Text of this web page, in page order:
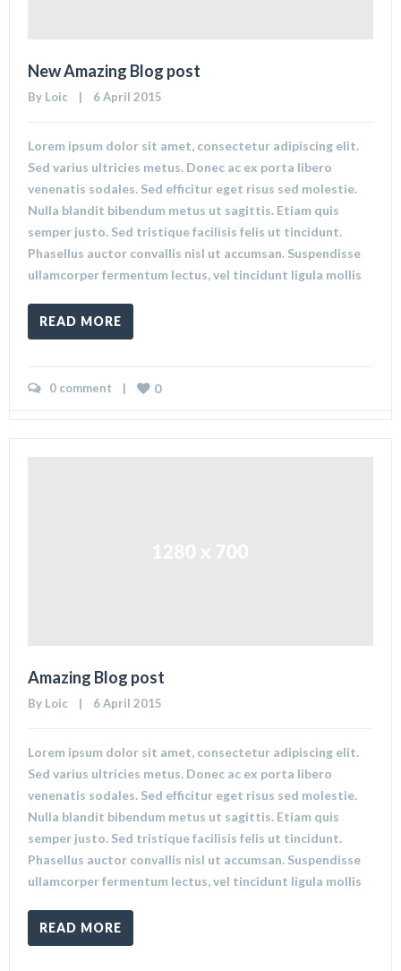
New Amazing Blog post
By Loic
    |    6 April 2015
Lorem ipsum dolor sit amet, consectetur adipiscing elit.
Sed varius ultricies metus. Donec ac ex porta libero
venenatis sodales. Sed efficitur eget risus sed molestie.
Nulla blandit bibendum metus ut sagittis. Etiam quis
semper justo. Sed tristique facilisis felis ut tincidunt.
Phasellus auctor convallis nisl ut accumsan. Suspendisse
ullamcorper fermentum lectus, vel tincidunt ligula mollis
READ MORE
0 comment
    |
0
Amazing Blog post
By Loic
    |    6 April 2015
Lorem ipsum dolor sit amet, consectetur adipiscing elit.
Sed varius ultricies metus. Donec ac ex porta libero
venenatis sodales. Sed efficitur eget risus sed molestie.
Nulla blandit bibendum metus ut sagittis. Etiam quis
semper justo. Sed tristique facilisis felis ut tincidunt.
Phasellus auctor convallis nisl ut accumsan. Suspendisse
ullamcorper fermentum lectus, vel tincidunt ligula mollis
READ MORE